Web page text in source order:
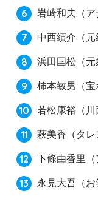
岩崎和夫 （
中西績介 （
浜田国松 （
柿本敏男 （
若松康裕 （
萩美香 （タレ
下條由香里
永見大吾 （